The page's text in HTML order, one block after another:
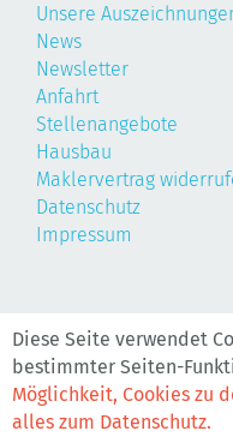
Diese Seite verwendet
bestimmter Seiten-
Möglichkeit, Cookies zu
alles zum Datenschutz.
Unsere
News
Newsletter
Anfahrt
Stellenangebote
Hausbau
Maklervertrag
Datenschutz
Impressum
©2026, Realis